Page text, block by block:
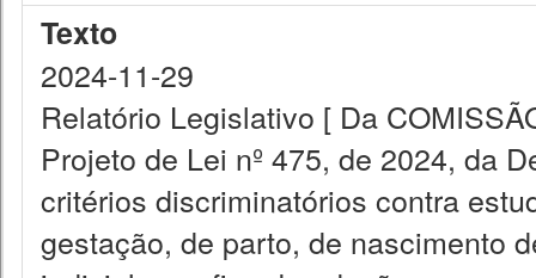
Texto
2024-11-29
Relatório Legislativo [ Da
Projeto de Lei nº 475, de 2024, da
critérios discriminatórios contra
gestação, de parto, de nascimento